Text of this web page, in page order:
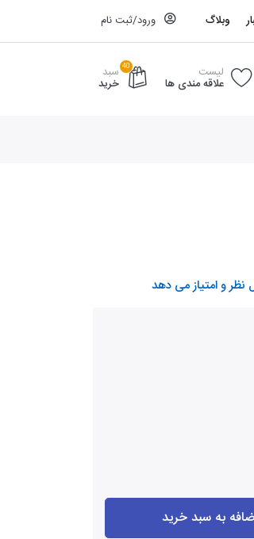
وبلاگ ورود/ثبت نام
لیست
علاقه مندی ها
40 سبد
خرید
نظر و امتیاز می دهد
به سبد خرید